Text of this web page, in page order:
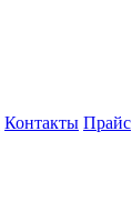
Контакты Прайс